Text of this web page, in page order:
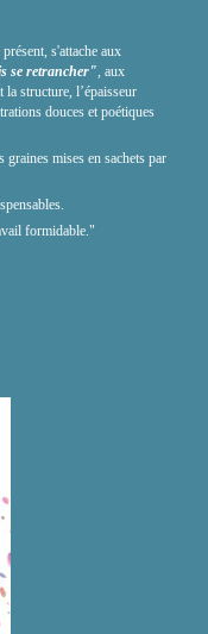
s'attache aux
se retrancher" , aux
la structure, l’épaisseur
douces et poétiques
graines mises en sachets par
formidable."